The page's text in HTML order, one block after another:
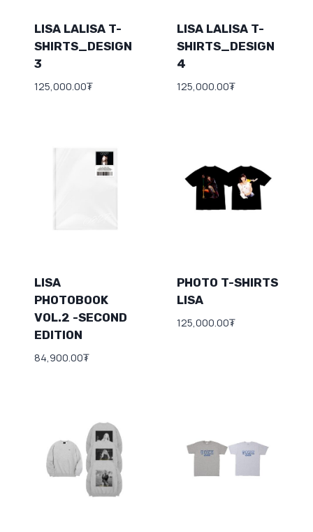
LISA LALISA T-
SHIRTS_DESIGN
3
125,000.00₮
LISA LALISA T-
SHIRTS_DESIGN
4
125,000.00₮
LISA
PHOTOBOOK
VOL.2 -SECOND
EDITION
84,900.00₮
PHOTO T-SHIRTS
LISA
125,000.00₮